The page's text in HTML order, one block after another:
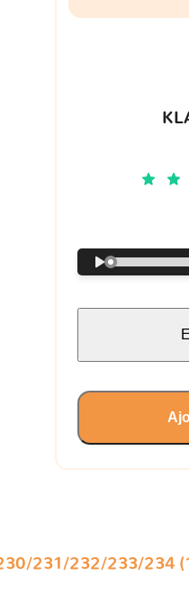
231/232/233/234